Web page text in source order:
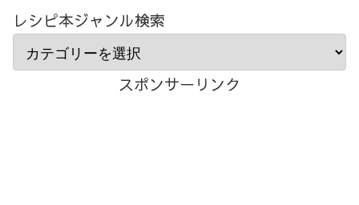
レシピ本ジャンル検索
スポンサーリンク